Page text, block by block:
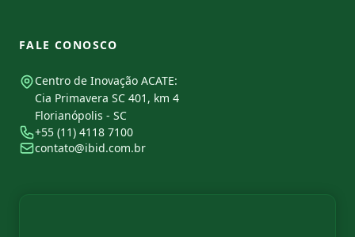
FALE CONOSCO
Centro de Inovação ACATE:
Cia Primavera SC 401, km 4
Florianópolis - SC
+55 (11) 4118 7100
contato@ibid.com.br